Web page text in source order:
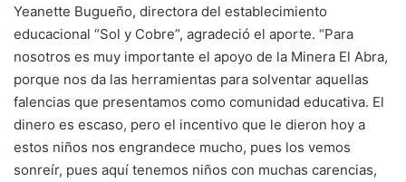
Yeanette Bugueño, directora del establecimiento
educacional “Sol y Cobre”, agradeció el aporte. “Para
nosotros es muy importante el apoyo de la Minera El Abra,
porque nos da las herramientas para solventar aquellas
falencias que presentamos como comunidad educativa. El
dinero es escaso, pero el incentivo que le dieron hoy a
estos niños nos engrandece mucho, pues los vemos
sonreír, pues aquí tenemos niños con muchas carencias,